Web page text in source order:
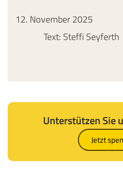
12. November 2025
Text: Steffi Seyferth
Unterstützen Sie
Jetzt